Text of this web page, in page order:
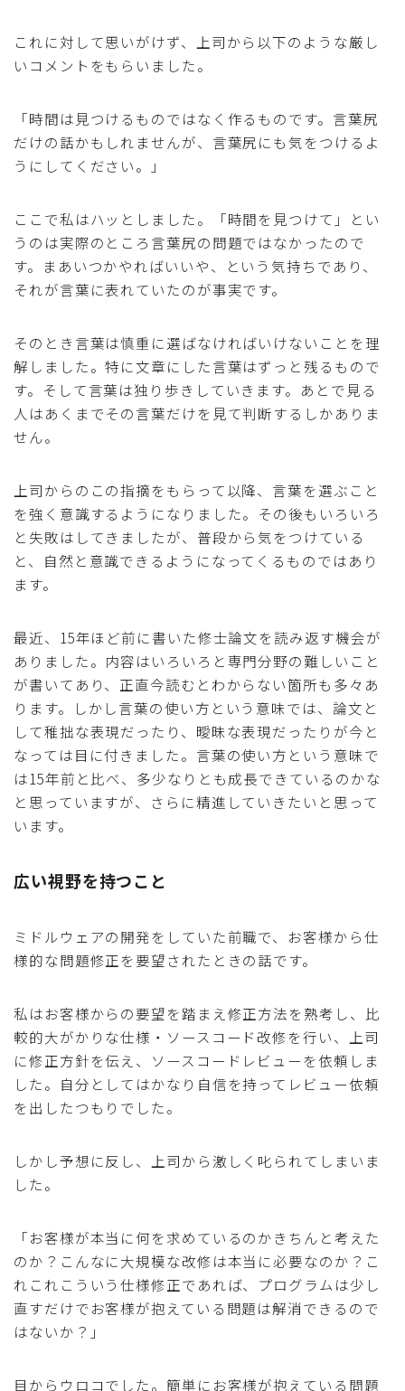
これに対して思いがけず、上司から以下のような厳し
いコメントをもらいました。
「時間は見つけるものではなく作るものです。言葉尻
だけの話かもしれませんが、言葉尻にも気をつけるよ
うにしてください。」
ここで私はハッとしました。「時間を見つけて」とい
うのは実際のところ言葉尻の問題ではなかったので
す。まあいつかやればいいや、という気持ちであり、
それが言葉に表れていたのが事実です。
そのとき言葉は慎重に選ばなければいけないことを理
解しました。特に文章にした言葉はずっと残るもので
す。そして言葉は独り歩きしていきます。あとで見る
人はあくまでその言葉だけを見て判断するしかありま
せん。
上司からのこの指摘をもらって以降、言葉を選ぶこと
を強く意識するようになりました。その後もいろいろ
と失敗はしてきましたが、普段から気をつけている
と、自然と意識できるようになってくるものではあり
ます。
最近、15年ほど前に書いた修士論文を読み返す機会が
ありました。内容はいろいろと専門分野の難しいこと
が書いてあり、正直今読むとわからない箇所も多々あ
ります。しかし言葉の使い方という意味では、論文と
して稚拙な表現だったり、曖昧な表現だったりが今と
なっては目に付きました。言葉の使い方という意味で
は15年前と比べ、多少なりとも成長できているのかな
と思っていますが、さらに精進していきたいと思って
います。
広い視野を持つこと
ミドルウェアの開発をしていた前職で、お客様から仕
様的な問題修正を要望されたときの話です。
私はお客様からの要望を踏まえ修正方法を熟考し、比
較的大がかりな仕様・ソースコード改修を行い、上司
に修正方針を伝え、ソースコードレビューを依頼しま
した。自分としてはかなり自信を持ってレビュー依頼
を出したつもりでした。
しかし予想に反し、上司から激しく叱られてしまいま
した。
「お客様が本当に何を求めているのかきちんと考えた
のか？こんなに大規模な改修は本当に必要なのか？こ
れこれこういう仕様修正であれば、プログラムは少し
直すだけでお客様が抱えている問題は解消できるので
はないか？」
目からウロコでした。簡単にお客様が抱えている問題